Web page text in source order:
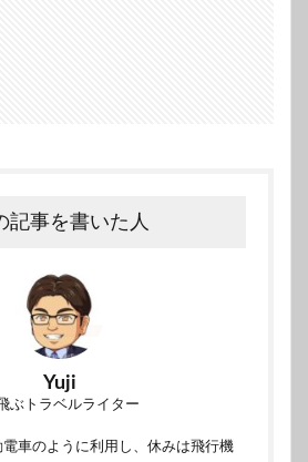
記事を書いた人
Yuji
ぶトラベルライター
車のように利用し、休みは飛行機